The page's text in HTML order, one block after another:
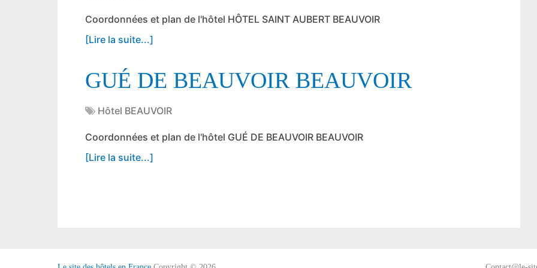
Coordonnées et plan de l'hôtel HÔTEL SAINT AUBERT BEAUVOIR
[Lire la suite...]
GUÉ DE BEAUVOIR BEAUVOIR
Hôtel BEAUVOIR
Coordonnées et plan de l'hôtel GUÉ DE BEAUVOIR BEAUVOIR
[Lire la suite...]